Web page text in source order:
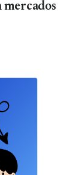
mercados